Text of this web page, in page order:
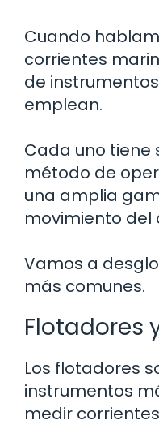
Cuando
corrientes
de
emplean.
Cada uno tiene
método de
una amplia
movimiento del
Vamos a
más comunes.
Flotadores
Los flotadores
instrumentos
medir